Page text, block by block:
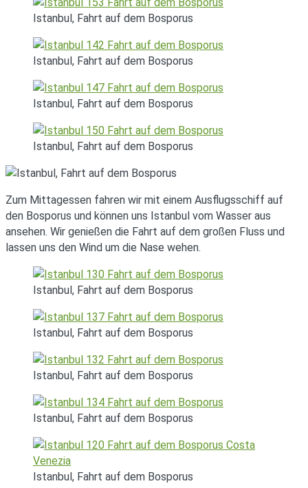
Istanbul, Fahrt auf dem Bosporus
Istanbul, Fahrt auf dem Bosporus
Istanbul, Fahrt auf dem Bosporus
Istanbul, Fahrt auf dem Bosporus
Zum Mittagessen fahren wir mit einem Ausflugsschiff auf
den Bosporus und können uns Istanbul vom Wasser aus
ansehen. Wir genießen die Fahrt auf dem großen Fluss und
lassen uns den Wind um die Nase wehen.
Istanbul, Fahrt auf dem Bosporus
Istanbul, Fahrt auf dem Bosporus
Istanbul, Fahrt auf dem Bosporus
Istanbul, Fahrt auf dem Bosporus
Istanbul, Fahrt auf dem Bosporus